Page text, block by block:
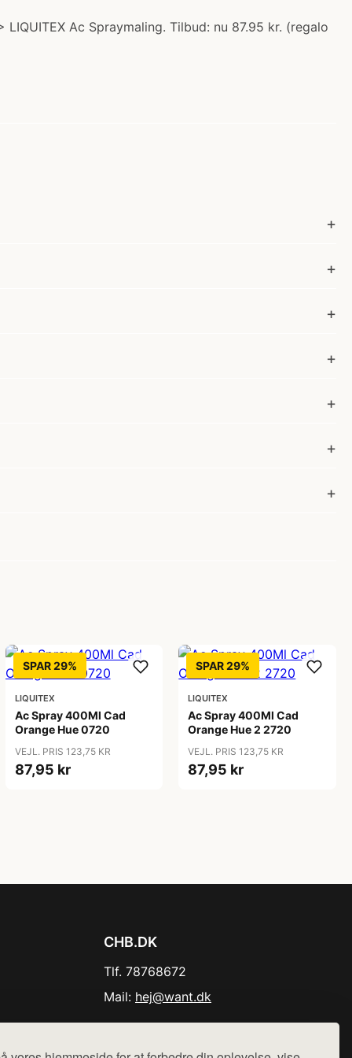
Ac Spraymaling. Tilbud: nu 87.95 kr. (regalo
SPAR 29%
LIQUITEX
Ac Spray 400Ml Cad
Orange Hue 0720
VEJL. PRIS 123,75 KR
87,95 kr
SPAR 29%
LIQUITEX
Ac Spray 400Ml Cad
Orange Hue 2 2720
VEJL. PRIS 123,75 KR
87,95 kr
CHB.DK
Tlf. 78768672
Mail: hej@want.dk